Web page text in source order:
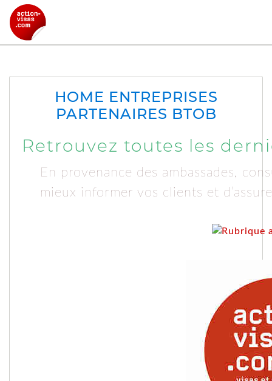
HOME ENTREPRISES
PARTENAIRES BTOB
Retrouvez toutes les
En provenance des ambassades,
mieux informer vos clients et